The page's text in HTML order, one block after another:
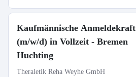
Kaufmännische Anmeldekraft
(m/w/d) in Vollzeit - Bremen
Huchting
Theraletik Reha Weyhe GmbH